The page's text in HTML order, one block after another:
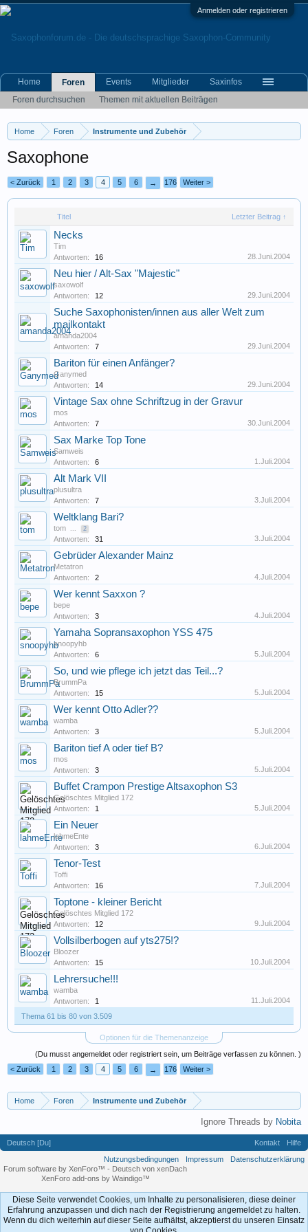
Anmelden oder registrieren
Home Foren Instrumente und Zubehör
Saxophone
< Zurück 1 2 3 4 5 6 → 176 Weiter >
Titel Letzter Beitrag ↑
Necks
Tim
Antworten:
16 28.Juni.2004
Neu hier / Alt-Sax "Majestic"
saxowolf
Antworten:
12 29.Juni.2004
Suche Saxophonisten/innen aus aller Welt zum
mailkontakt
amanda2004
Antworten:
7 29.Juni.2004
Bariton für einen Anfänger?
Ganymed
Antworten:
14 29.Juni.2004
Vintage Sax ohne Schriftzug in der Gravur
mos
Antworten:
7 30.Juni.2004
Sax Marke Top Tone
Samweis
Antworten:
6 1.Juli.2004
Alt Mark VII
plusultra
Antworten:
7 3.Juli.2004
Weltklang Bari?
tom ... 2
Antworten: 31 3.Juli.2004
Gebrüder Alexander Mainz
Metatron
Antworten:
2 4.Juli.2004
Wer kennt Saxxon ?
bepe
Antworten:
3 4.Juli.2004
Yamaha Sopransaxophon YSS 475
snoopyhb
Antworten:
6 5.Juli.2004
So, und wie pflege ich jetzt das Teil...?
BrummPa
Antworten:
15 5.Juli.2004
Wer kennt Otto Adler??
wamba
Antworten:
3 5.Juli.2004
Bariton tief A oder tief B?
mos
Antworten:
3 5.Juli.2004
Buffet Crampon Prestige Altsaxophon S3
Gelöschtes Mitglied 172
Antworten:
1 5.Juli.2004
Ein Neuer
lahmeEnte
Antworten:
3 6.Juli.2004
Tenor-Test
Toffi
Antworten:
16 7.Juli.2004
Toptone - kleiner Bericht
Gelöschtes Mitglied 172
Antworten:
12 9.Juli.2004
Vollsilberbogen auf yts275!?
Bloozer
Antworten:
15 10.Juli.2004
Lehrersuche!!!
wamba
Antworten:
1
11.Juli.2004
Thema 61 bis 80 von 3.509
Optionen für die Themenanzeige
(Du musst angemeldet oder registriert sein, um Beiträge verfassen zu können. )
< Zurück
1 2 3 4 5 6 → 176 Weiter >
Home Foren Instrumente und Zubehör
Ignore Threads by Nobita
Home
Foren
Foren durchsuchen
Themen mit aktuellen Beiträgen
Events Mitglieder Saxinfos
Deutsch [Du] Kontakt
Hilfe
Nutzungsbedingungen
Impressum
Datenschutzerklärung
Forum software by XenForo™ - Deutsch von xenDach
XenForo add-ons by Waindigo™
Diese Seite verwendet Cookies, um Inhalte zu personalisieren, diese deiner
Erfahrung anzupassen und dich nach der Registrierung angemeldet zu halten.
Wenn du dich weiterhin auf dieser Seite aufhältst, akzeptierst du unseren Einsatz